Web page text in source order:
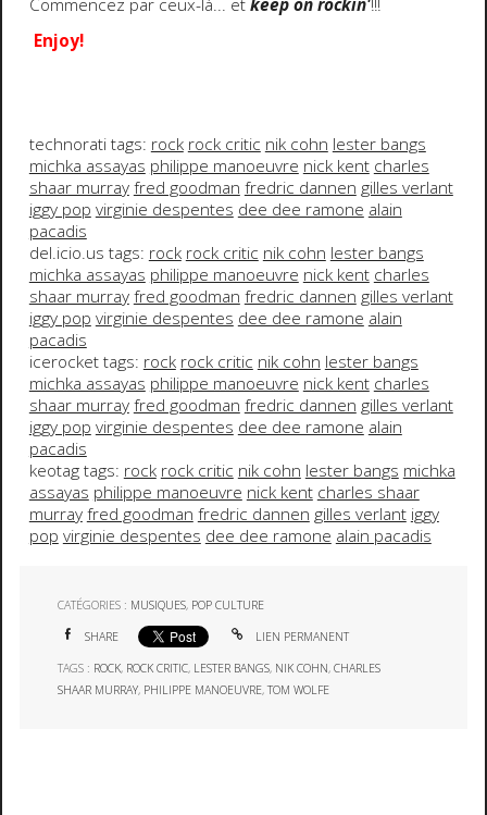
Commencez par ceux-là... etkeep on rockin'!!!
Enjoy!
technorati tags: rock rock critic nik cohn lester bangs
michka assayas philippe manoeuvre nick kent charles
shaar murrayfred goodman fredric dannen gilles verlant
iggy pop virginie despentes dee dee ramone alain
pacadis
del.icio.us tags: rock rock critic nik cohn lester bangs
michka assayas philippe manoeuvre nick kent charles
shaar murrayfred goodman fredric dannen gilles verlant
iggy pop virginie despentes dee dee ramone alain
pacadis
icerocket tags: rock rock critic nik cohn lester bangs
michka assayas philippe manoeuvre nick kent charles
shaar murrayfred goodman fredric dannen gilles verlant
iggy pop virginie despentes dee dee ramone alain
pacadis
keotag tags: rock rock critic nik cohn lester bangs michka
assayas philippe manoeuvre nick kent charles shaar
murrayfred goodman fredric dannen gilles verlant iggy
pop virginie despentes dee dee ramone alain pacadis
CATÉGORIES : MUSIQUES, POP CULTURE
SHARE LIEN PERMANENT
TAGS : ROCK, ROCK CRITIC, LESTER BANGS, NIK COHN,CHARLES
SHAAR MURRAY, PHILIPPE MANOEUVRE,TOM WOLFE